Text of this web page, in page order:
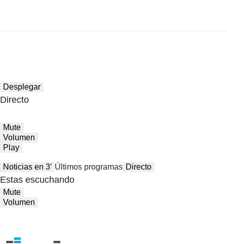
Desplegar
Directo
Mute
Volumen
Play
Noticias en 3′ Últimos programas Directo
Estas escuchando
Mute
Volumen